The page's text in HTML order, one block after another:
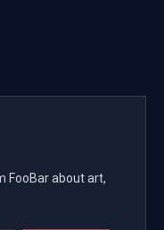
xuất bản Phụ nữ
giao lưu với tác
Hà Nội.